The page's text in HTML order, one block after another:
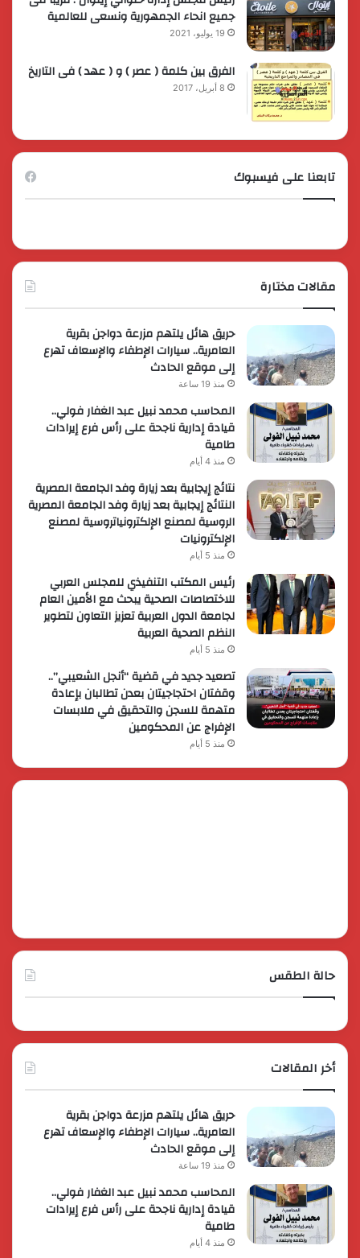
جميع انحاء الجمهورية ونسعى للعالمية
19 يوليو، 2021
الفرق بين كلمة ( عصر ) و ( عهد ) فى التاريخ
8 أبريل، 2017
تابعنا على فيسبوك
مقالات مختارة
حريق هائل يلتهم مزرعة دواجن بقرية
العامرية.. سيارات الإطفاء والإسعاف تهرع
إلى موقع الحادث
منذ 19 ساعة
المحاسب محمد نبيل عبد الغفار فولي..
قيادة إدارية ناجحة على رأس فرع إيرادات
طامية
منذ 4 أيام
نتائج إيجابية بعد زيارة وفد الجامعة المصرية
النتائج إيجابية بعد زيارة وفد الجامعة المصرية
الروسية لمصنع الإلكترونياتروسية لمصنع
الإلكترونيات
منذ 5 أيام
رئيس المكتب التنفيذي للمجلس العربي
للاختصاصات الصحية يبحث مع الأمين العام
لجامعة الدول العربية تعزيز التعاون لتطوير
النظم الصحية العربية
منذ 5 أيام
تصعيد جديد في قضية “أنجل الشعيبي”..
وقفتان احتجاجيتان بعدن تطالبان بإعادة
متهمة للسجن والتحقيق في ملابسات
الإفراج عن المحكومين
منذ 5 أيام
حالة الطقس
أخر المقالات
حريق هائل يلتهم مزرعة دواجن بقرية
العامرية.. سيارات الإطفاء والإسعاف تهرع
إلى موقع الحادث
منذ 19 ساعة
المحاسب محمد نبيل عبد الغفار فولي..
قيادة إدارية ناجحة على رأس فرع إيرادات
طامية
منذ 4 أيام